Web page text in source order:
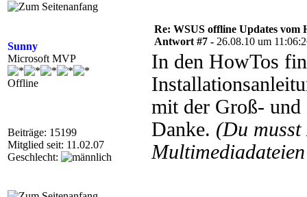
Sunny
Microsoft MVP
Offline
Beiträge: 15199
Mitglied seit: 11.02.07
Geschlecht:
Re: WSUS offline Updates vom
Antwort #7 - 26.08.10 um
In den HowTos
mit der Groß-
Danke. (Du